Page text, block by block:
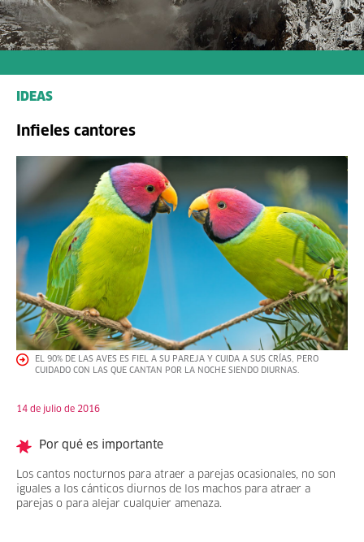
IDEAS
Infieles cantores
EL 90% DE LAS AVES ES FIEL A SU PAREJA Y CUIDA A SUS CRÍAS, PERO
CUIDADO CON LAS QUE CANTAN POR LA NOCHE SIENDO DIURNAS.
14 de julio de 2016
Por qué es importante
Los cantos nocturnos para atraer a parejas ocasionales, no son
iguales a los cánticos diurnos de los machos para atraer a
parejas o para alejar cualquier amenaza.